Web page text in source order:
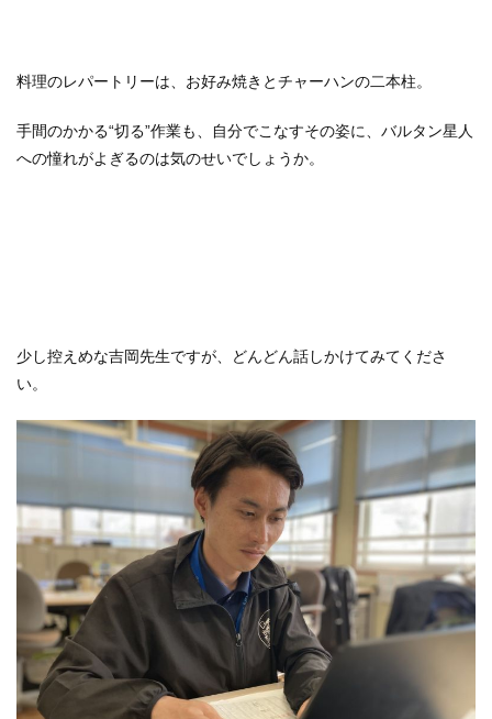
料理のレパートリーは、お好み焼きとチャーハンの二本柱。
手間のかかる“切る”作業も、自分でこなすその姿に、バルタン星人
への憧れがよぎるのは気のせいでしょうか。
少し控えめな吉岡先生ですが、どんどん話しかけてみてくださ
い。